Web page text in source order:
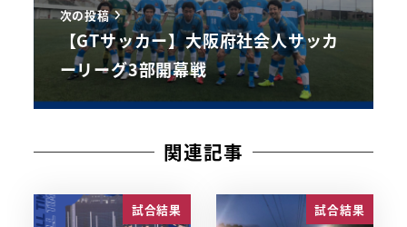
次の投稿
【GTサッカー】大阪府社会人サッカ
ーリーグ3部開幕戦
関連記事
試合結果 試合結果